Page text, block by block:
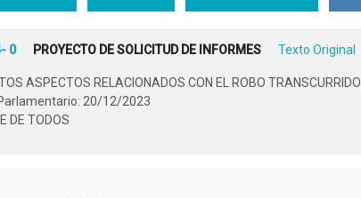
0 PROYECTO DE SOLICITUD DE INFORMES Texto Original
ASPECTOS RELACIONADOS CON EL ROBO
20/12/2023
DE TODOS